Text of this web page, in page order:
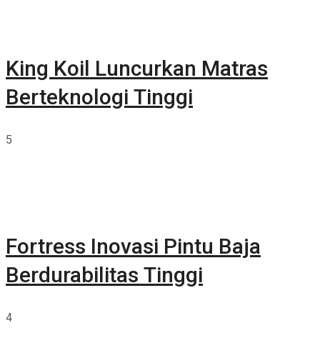
King Koil Luncurkan Matras
Berteknologi Tinggi
5
Fortress Inovasi Pintu Baja
Berdurabilitas Tinggi
4